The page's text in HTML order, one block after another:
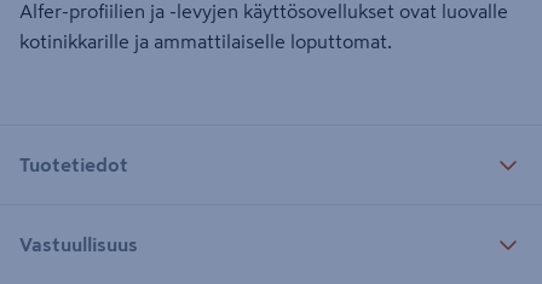
Alfer-profiilien ja -levyjen käyttösovellukset ovat luovalle
kotinikkarille ja ammattilaiselle loputtomat.
Tuotetiedot
Vastuullisuus